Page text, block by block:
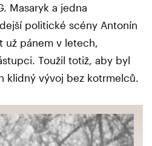
Masaryk a jedna
politické scény Antonín
už pánem v letech,
Toužil totiž, aby byl
klidný vývoj bez kotrmelců.